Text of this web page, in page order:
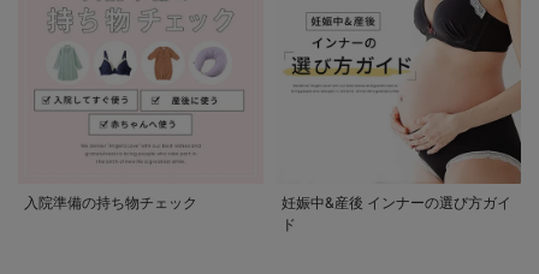
入院準備の持ち物チェック
妊娠中&産後 インナーの選び方ガイ
ド